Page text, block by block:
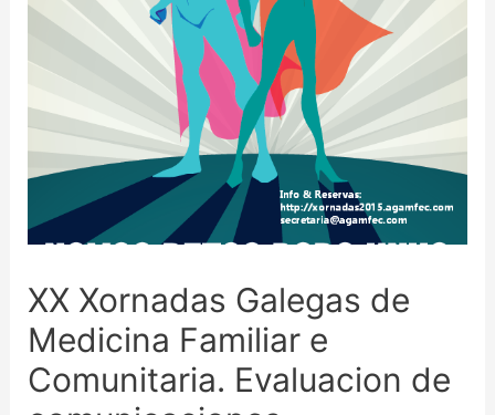
XX Xornadas Galegas de
Medicina Familiar e
Comunitaria. Evaluacion de